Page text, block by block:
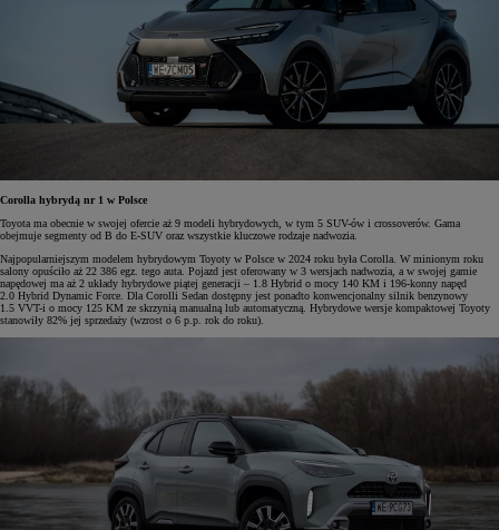
Corolla hybrydą nr 1 w Polsce
Toyota ma obecnie w swojej ofercie aż 9 modeli hybrydowych, w tym 5 SUV-ów i crossoverów. Gama
obejmuje segmenty od B do E-SUV oraz wszystkie kluczowe rodzaje nadwozia.
Najpopularniejszym modelem hybrydowym Toyoty w Polsce w 2024 roku była Corolla. W minionym roku
salony opuściło aż 22 386 egz. tego auta. Pojazd jest oferowany w 3 wersjach nadwozia, a w swojej gamie
napędowej ma aż 2 układy hybrydowe piątej generacji – 1.8 Hybrid o mocy 140 KM i 196-konny napęd
2.0 Hybrid Dynamic Force. Dla Corolli Sedan dostępny jest ponadto konwencjonalny silnik benzynowy
1.5 VVT-i o mocy 125 KM ze skrzynią manualną lub automatyczną. Hybrydowe wersje kompaktowej Toyoty
stanowiły 82% jej sprzedaży (wzrost o 6 p.p. rok do roku).